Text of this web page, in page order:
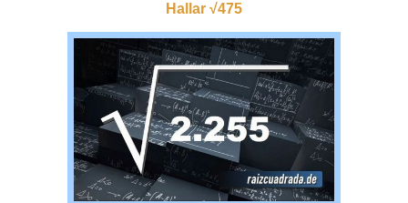
Hallar √475